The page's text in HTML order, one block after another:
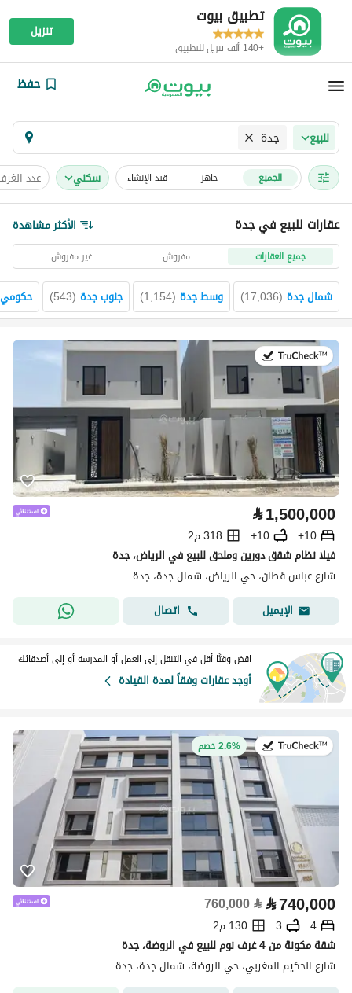
تطبيق بيوت
+140 ألف تنزيل للتطبيق
تنزيل
حفظ
للبيع جدة
الجميع جاهز قيد الإنشاء سكني عدد
عقارات للبيع في جدة الأكثر مشاهدة
جميع العقارات مفروش غير مفروش
شمال جدة (
17,036
) وسط جدة (
1,154
) جنوب جدة (
543
) حكومي1
في:5 أغسطس 2026
⃁1,500,000
10+
10+
318 م2
فيلا نظام شقق دورين وملحق للبيع في الرياض، جدة
شارع عباس قطان، حي الرياض، شمال جدة، جدة
الإيميل
اتصال
اقض وقتًا أقل في التنقل إلى العمل أو المدرسة أو إلى أصدقائك
أوجد عقارات وفقاً لمدة القيادة
في:22 يوليو 20262.6% خصم
⃁740,000
⃁
760,000
4
3
130 م2
شقة مكونة من 4 غرف نوم للبيع في الروضة، جدة
شارع الحكيم المغربي، حي الروضة، شمال جدة، جدة